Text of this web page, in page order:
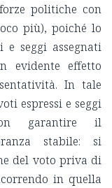
politiche con
più), poiché lo
e seggi assegnati
evidente effetto
In tale
espressi e seggi
garantire il
stabile: si
del voto priva di
in quella